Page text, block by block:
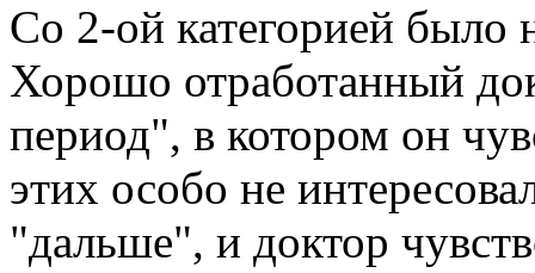
Со 2-ой категорией было
Хорошо отработанный
период", в котором он
этих особо не
"дальше", и доктор